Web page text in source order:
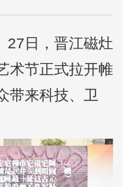
日，晋江磁灶
术节正式拉开帷
带来科技、卫